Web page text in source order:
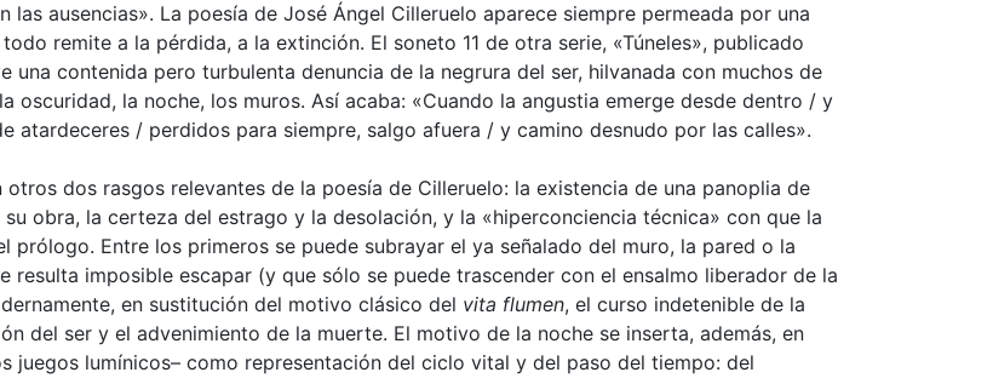
ausencias». La poesía de José Ángel Cilleruelo aparece siempre permeada por una
remite a la pérdida, a la extinción. El soneto 11 de otra serie, «Túneles», publicado
una contenida pero turbulenta denuncia de la negrura del ser, hilvanada con muchos de
la noche, los muros. Así acaba: «Cuando la angustia emerge desde dentro / y
/ perdidos para siempre, salgo afuera / y camino desnudo por las calles».
otros dos rasgos relevantes de la poesía de Cilleruelo: la existencia de una panoplia de
obra, la certeza del estrago y la desolación, y la «hiperconciencia técnica» con que la
Entre los primeros se puede subrayar el ya señalado del muro, la pared o la
resulta imposible escapar (y que sólo se puede trascender con el ensalmo liberador de la
en sustitución del motivo clásico del vita flumen, el curso indetenible de la
del ser y el advenimiento de la muerte. El motivo de la noche se inserta, además, en
juegos lumínicos– como representación del ciclo vital y del paso del tiempo: del